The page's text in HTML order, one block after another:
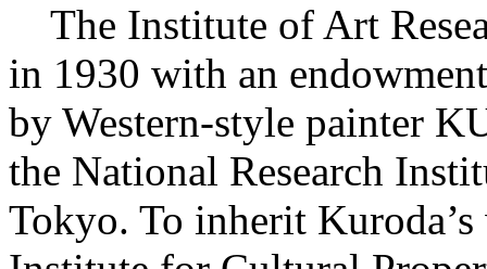
The Institute of Art
in 1930 with an
by Western-style painter
the National Research
Tokyo. To inherit